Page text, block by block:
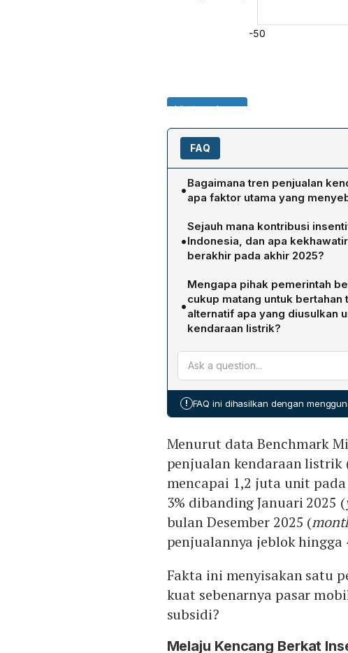
FAQ
•Bagaimana tren penjualan
apa faktor utama yang
Data Benchmark Mineral
Januari 2026 mencapai 1,2 juta
Desember 2025. Penurunan ini
dan Cina, terutama karena
selama ini menstimulasi
kendaraan berbahan bakar fosil
menurun drastis.
•
Sejauh mana kontribusi
Indonesia, dan apa
berakhir pada akhir 2025?
PPN DTP 10 % yang diterapkan
dirakit dalam negeri,
mobil bensin. Ketua Gaikindo
signifikan terhadap penurunan
mengingat kelebihan kapasitas
tidak cukup menyerap produksi,
•
Mengapa pihak pemerintah
cukup matang untuk
alternatif apa yang diusulkan
kendaraan listrik?
Deputi Rachmat Kaimudin
hukum yang kuat, dan sejak
produksi lokal, sehingga produk,
sehingga tidak layak
Low Emission Zone, serta
tetap kompetitif tanpa subsidi
! FAQ ini dihasilkan dengan
Menurut data Benchmark
penjualan kendaraan listrik
mencapai 1,2 juta unit
3% dibanding Januari 2025 (
bulan Desember 2025 (
penjualannya jeblok hingga
Fakta ini menyisakan satu
kuat sebenarnya pasar
subsidi?
Melaju Kencang Berkat